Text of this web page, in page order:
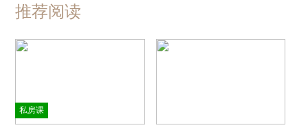
推荐阅读
私房课